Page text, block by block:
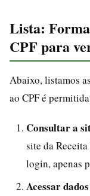
Lista:
CPF para
Abaixo, listamos
ao CPF é
Consultar a
site da
login, apenas
Acessar